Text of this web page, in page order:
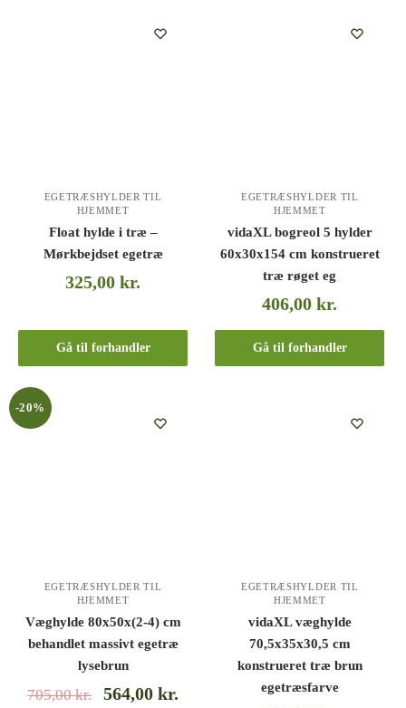
EGETRÆSHYLDER TIL
HJEMMET
Float hylde i træ –
Mørkbejdset egetræ
325,00kr.
Gå til forhandler
EGETRÆSHYLDER TIL
HJEMMET
vidaXL bogreol 5 hylder
60x30x154 cm konstrueret
træ røget eg
406,00kr.
Gå til forhandler
-20%
EGETRÆSHYLDER TIL
HJEMMET
Væghylde 80x50x(2-4) cm
behandlet massivt egetræ
lysebrun
705,00kr. 564,00kr.
EGETRÆSHYLDER TIL
HJEMMET
vidaXL væghylde
70,5x35x30,5 cm
konstrueret træ brun
egetræsfarve